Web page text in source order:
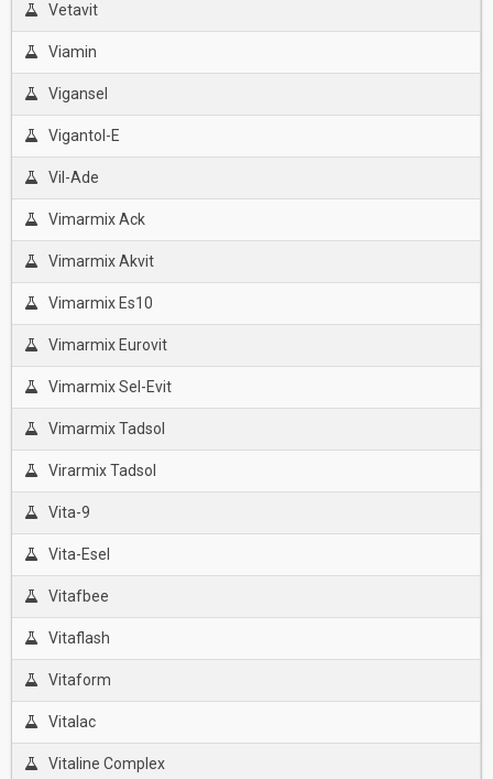
Vetavit
Viamin
Vigansel
Vigantol-E
Vil-Ade
Vimarmix Ack
Vimarmix Akvit
Vimarmix Es10
Vimarmix Eurovit
Vimarmix Sel-Evit
Vimarmix Tadsol
Virarmix Tadsol
Vita-9
Vita-Esel
Vitafbee
Vitaflash
Vitaform
Vitalac
Vitaline Complex